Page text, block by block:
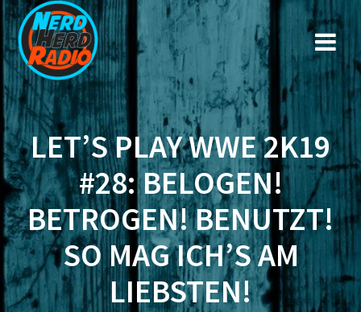
Zum
Inhalt
springen
LET’S PLAY WWE 2K19
#28: BELOGEN!
BETROGEN! BENUTZT!
SO MAG ICH’S AM
LIEBSTEN!